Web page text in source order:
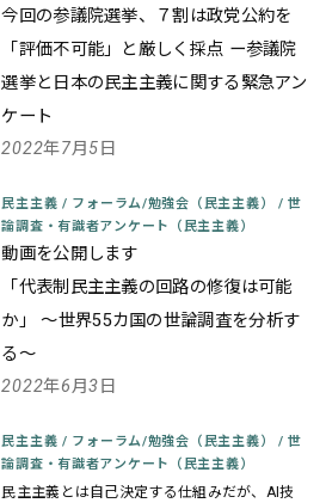
今回の参議院選挙、７割は政党公約を
「評価不可能」と厳しく採点 ー参議院
選挙と日本の民主主義に関する緊急アン
ケート
2022年7月5日
民主主義 / フォーラム/勉強会（民主主義） / 世
論調査・有識者アンケート（民主主義）
動画を公開します
「代表制民主主義の回路の修復は可能
か」
～世界55カ国の世論調査を分析す
る～
2022年6月3日
民主主義 / フォーラム/勉強会（民主主義） / 世
論調査・有識者アンケート（民主主義）
民主主義とは自己決定する仕組みだが、AI技